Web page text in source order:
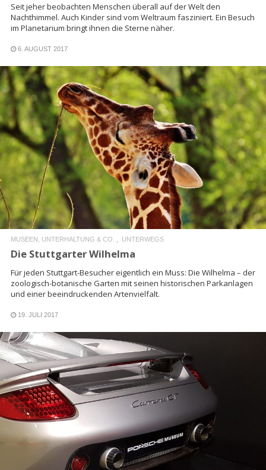
Seit jeher beobachten Menschen überall auf der Welt den
Nachthimmel. Auch Kinder sind vom Weltraum fasziniert. Ein Besuch
im Planetarium bringt ihnen die Sterne näher.
6. AUGUST 2017
READ MORE
MUSEEN, UNTERHALTUNG & CO. UNTERWEGS
Die Stuttgarter Wilhelma
Für jeden Stuttgart-Besucher eigentlich ein Muss: Die Wilhelma – der
zoologisch-botanische Garten mit seinen historischen Parkanlagen
und einer beeindruckenden Artenvielfalt.
19. JULI 2017
READ MORE